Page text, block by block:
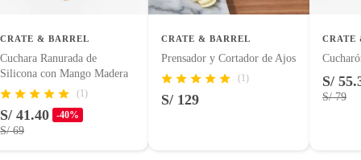
alimenticios, vitaminas.
señales de uso, sin empaques, etiquetas o sellos.
CRATE & BARREL
Cuchara Ranurada de
Silicona con Mango Madera
(1)
S/ 41.40 -40%
S/ 69
CRATE & BARREL
Prensador y Cortador de Ajos
(1)
S/ 129
CRATE
S/
S/ 79